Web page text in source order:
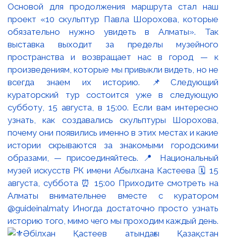
Основой для продолжения маршрута стал наш
проект «10 скульптур Павла Шорохова, которые
обязательно нужно увидеть в Алматы». Так
выставка выходит за пределы музейного
пространства и возвращает нас в город — к
произведениям, которые мы привыкли видеть, но не
всегда знаем их историю. 📌Следующий
кураторский тур состоится уже в следующую
субботу, 15 августа, в 15:00. Если вам интересно
узнать, как создавались скульптуры Шорохова,
почему они появились именно в этих местах и какие
истории скрываются за знакомыми городскими
образами, — присоединяйтесь. 📍 Национальный
музей искусств РК имени Абылхана Кастеева 🗓 15
августа, суббота ⏰ 15:00 Приходите смотреть на
Алматы внимательнее вместе с куратором
@guideinalmaty Иногда достаточно просто узнать
историю того, мимо чего мы проходим каждый день.